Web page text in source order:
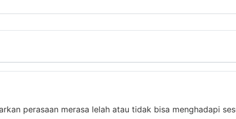
perasaan merasa lelah atau tidak bisa menghadapi